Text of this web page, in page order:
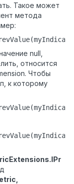
Такое может
метода
null,
относится
Чтобы
к которому